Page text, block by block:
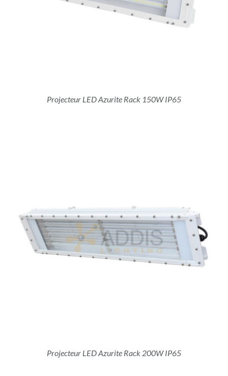
Projecteur LED Azurite Rack 150W IP65
Projecteur LED Azurite Rack 200W IP65